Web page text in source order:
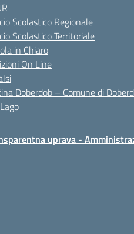
Scolastico Regionale
Scolastico Territoriale
in Chiaro
On Line
Doberdob – Comune di
uprava -